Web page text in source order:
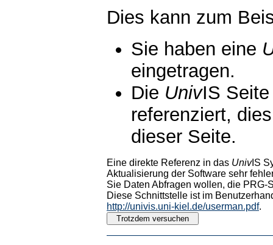
Dies kann zum
Sie haben eine
eingetragen.
Die UnivIS
referenziert,
dieser Seite.
Eine direkte Referenz in das UnivIS
Aktualisierung der Software sehr
Sie Daten Abfragen wollen, die PRG-
Diese Schnittstelle ist im
http://univis.uni-kiel.de/userman.pdf.